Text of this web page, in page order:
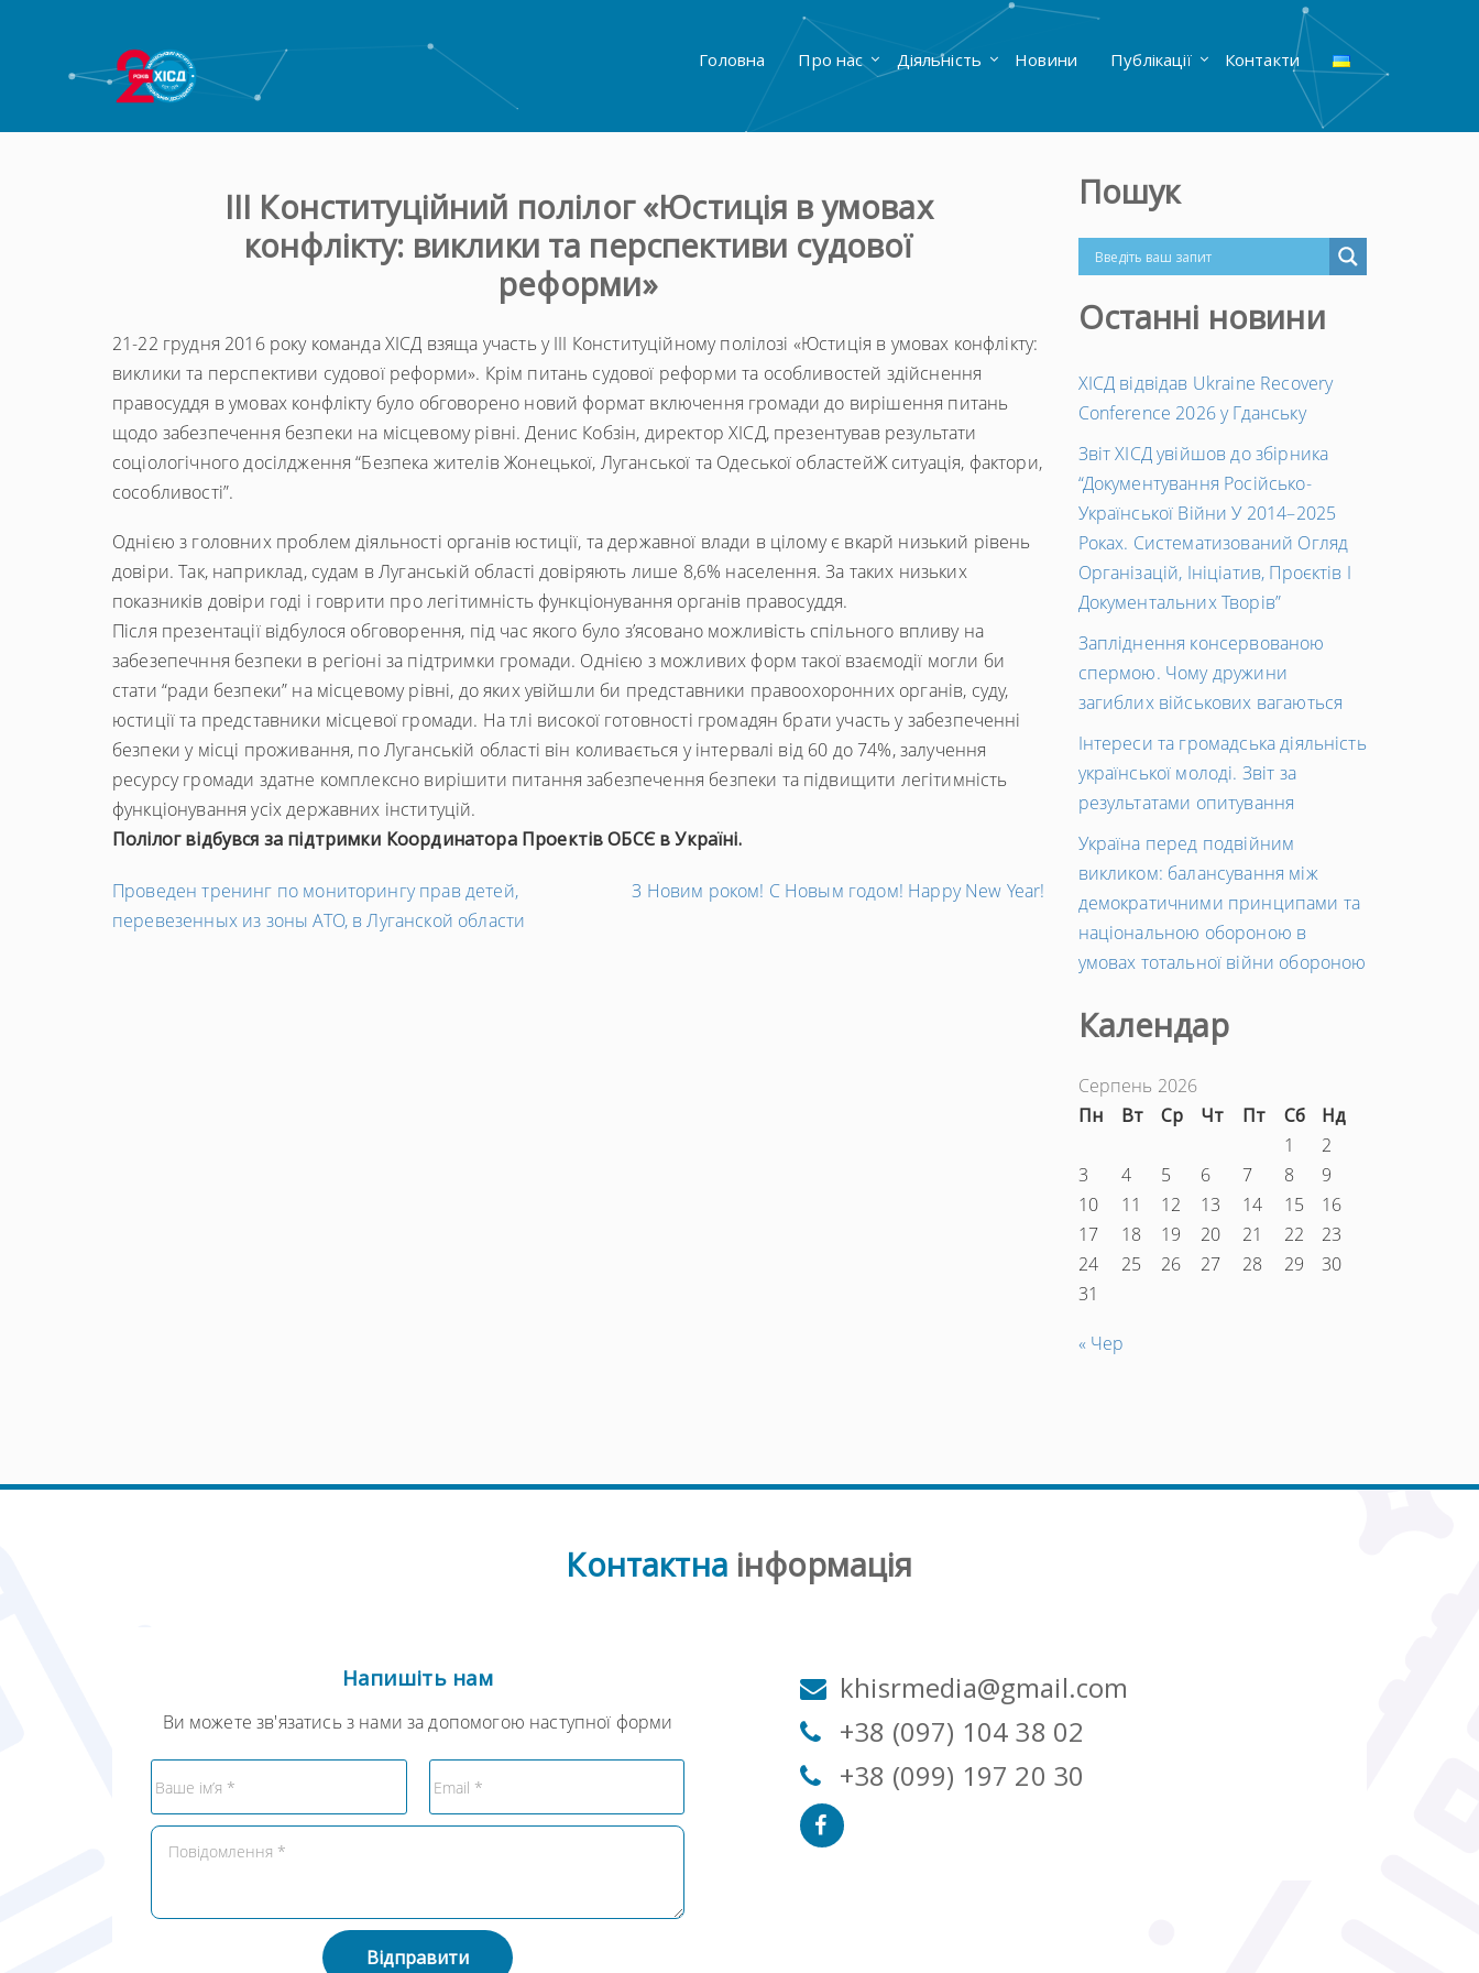
Головна Про нас Діяльність Новини Публікації Контакти
ІІІ Конституційний полілог «Юстиція в умовах
конфлікту: виклики та перспективи судової
реформи»
21-22 грудня 2016 року команда ХІСД взяща участь у ІІІ Конституційному полілозі «Юстиція в умовах конфлікту:
виклики та перспективи судової реформи». Крім питань судової реформи та особливостей здійснення
правосуддя в умовах конфлікту було обговорено новий формат включення громади до вирішення питань
щодо забезпечення безпеки на місцевому рівні. Денис Кобзін, директор ХІСД, презентував результати
соціологічного досілдження “Безпека жителів Жонецької, Луганської та Одеської областейЖ ситуація, фактори,
сособливості”.
Однією з головних проблем діяльності органів юстиції, та державної влади в цілому є вкарй низький рівень
довіри. Так, наприклад, судам в Луганській області довіряють лише 8,6% населення. За таких низьких
показників довіри годі і говрити про легітимність функціонування органів правосуддя.
Після презентації відбулося обговорення, під час якого було з’ясовано можливість спільного впливу на
забезепечння безпеки в регіоні за підтримки громади. Однією з можливих форм такої взаємодії могли би
стати “ради безпеки” на місцевому рівні, до яких увійшли би представники правоохоронних органів, суду,
юстиції та представники місцевої громади. На тлі високої готовності громадян брати участь у забезпеченні
безпеки у місці проживання, по Луганській області він коливається у інтервалі від 60 до 74%, залучення
ресурсу громади здатне комплексно вирішити питання забезпечення безпеки та підвищити легітимність
функціонування усіх державних інституцій.
Полілог відбувся за підтримки Координатора Проектів ОБСЄ в Україні.
←
Попередній
Проведен тренинг по мониторингу прав детей,
перевезенных из зоны АТО, в Луганской области
запис
З Новим роком! С Новым годом! Happy New Year!
Пошук
Останні новини
ХІСД відвідав Ukraine Recovery
Conference 2026 у Гданську
Звіт ХІСД увійшов до збірника
“Документування Російсько-
Української Війни У 2014–2025
Роках. Систематизований Огляд
Організацій, Ініціатив, Проєктів І
Документальних Творів”
Запліднення консервованою
спермою. Чому дружини
загиблих військових вагаються
Інтереси та громадська діяльність
української молоді. Звіт за
результатами опитування
Україна перед подвійним
викликом: балансування між
демократичними принципами та
національною обороною в
умовах тотальної війни обороною
Календар
Серпень 2026
Пн
Вт Ср Чт Пт Сб
Нд
1
2
3
4 5 6 7 8
9
10
11 12 13 14 15
16
17
18 19 20 21 22
23
24
25 26 27 28 29
30
31
« Чер
Контактна інформація
Напишіть нам
Ви можете зв'язатись з нами за допомогою наступної форми
Відправити
khisrmedia@gmail.com
+38 (097) 104 38 02
+38 (099) 197 20 30